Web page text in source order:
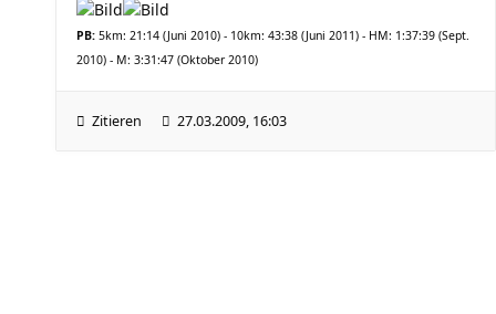
PB: 5km: 21:14 (Juni 2010) - 10km: 43:38 (Juni 2011) - HM: 1:37:39 (Sept.
2010) - M: 3:31:47 (Oktober 2010)
Zitieren 27.03.2009, 16:03